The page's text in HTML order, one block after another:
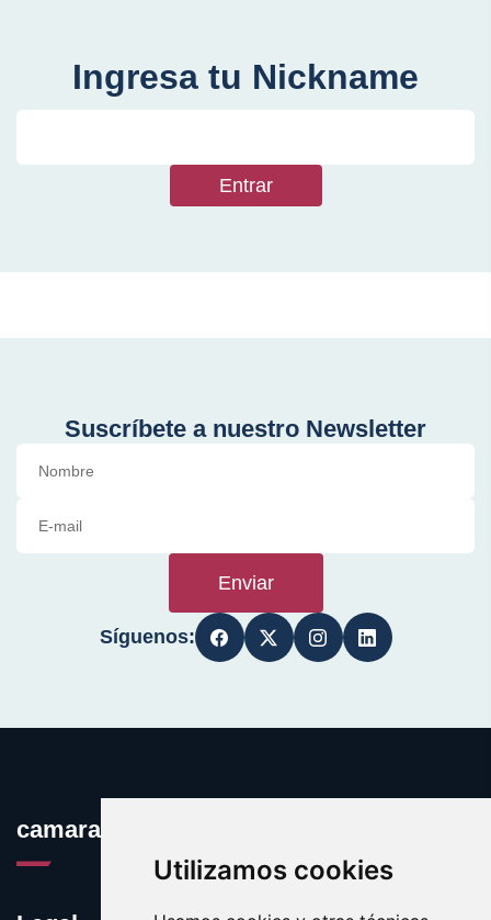
Utilizamos cookies
Ingresa tu Nickname
Entrar
Suscríbete a nuestro Newsletter
Enviar
Síguenos:
camaradevideovigilancia.com